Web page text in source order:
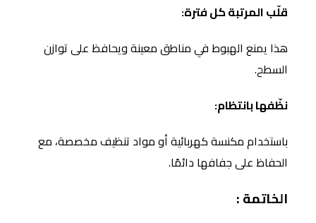
قلّب المرتبة كل فترة:
هذا يمنع الهبوط في مناطق معينة ويحافظ على توازن
السطح.
نظّفها بانتظام:
باستخدام مكنسة كهربائية أو مواد تنظيف مخصصة، مع
الحفاظ على جفافها دائمًا.
الخاتمة :